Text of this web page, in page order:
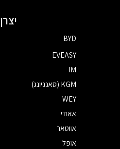
יצרן
BYD
EVEASY
IM
KGM (סאנגיונג)
WEY
אאודי
אווטאר
אופל